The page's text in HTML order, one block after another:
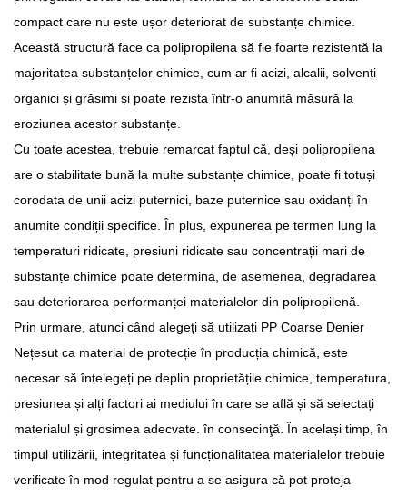
compact care nu este ușor deteriorat de substanțe chimice.
Această structură face ca polipropilena să fie foarte rezistentă la
majoritatea substanțelor chimice, cum ar fi acizi, alcalii, solvenți
organici și grăsimi și poate rezista într-o anumită măsură la
eroziunea acestor substanțe.
Cu toate acestea, trebuie remarcat faptul că, deși polipropilena
are o stabilitate bună la multe substanțe chimice, poate fi totuși
corodata de unii acizi puternici, baze puternice sau oxidanți în
anumite condiții specifice. În plus, expunerea pe termen lung la
temperaturi ridicate, presiuni ridicate sau concentrații mari de
substanțe chimice poate determina, de asemenea, degradarea
sau deteriorarea performanței materialelor din polipropilenă.
Prin urmare, atunci când alegeți să utilizați PP Coarse Denier
Nețesut ca material de protecție în producția chimică, este
necesar să înțelegeți pe deplin proprietățile chimice, temperatura,
presiunea și alți factori ai mediului în care se află și să selectați
materialul și grosimea adecvate. în consecinţă. În același timp, în
timpul utilizării, integritatea și funcționalitatea materialelor trebuie
verificate în mod regulat pentru a se asigura că pot proteja